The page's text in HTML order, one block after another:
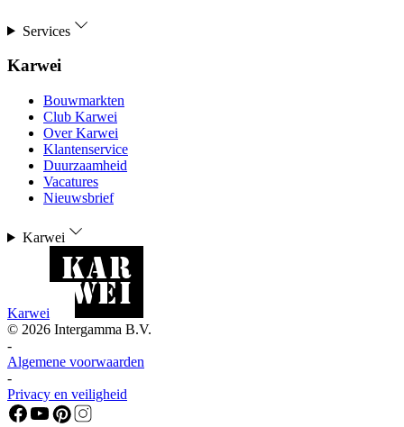
Services
Karwei
Bouwmarkten
Club Karwei
Over Karwei
Klantenservice
Duurzaamheid
Vacatures
Nieuwsbrief
Karwei
Karwei
© 2026 Intergamma B.V.
-
Algemene voorwaarden
-
Privacy en veiligheid